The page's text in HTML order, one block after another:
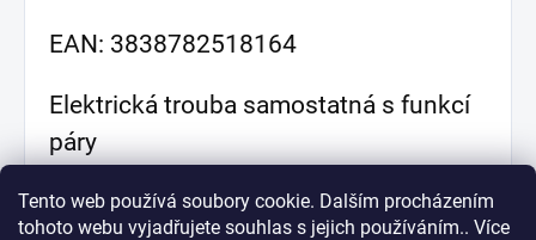
Tento web používá soubory cookie. Dalším procházením
tohoto webu vyjadřujete souhlas s jejich používáním.. Více
EAN: 3838782518164
Elektrická trouba samostatná s funkcí
páry
klenutý tvar trouby